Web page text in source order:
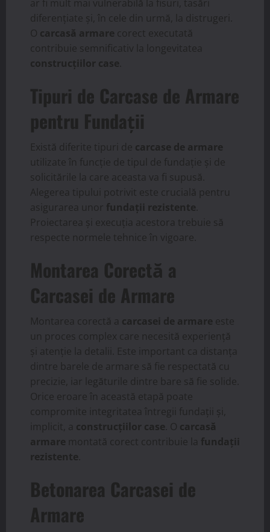
ar fi mult mai vulnerabilă la fisuri, tasări
diferențiate și, în cele din urmă, la distrugeri.
O carcasă armare corect executată
contribuie semnificativ la longevitatea
construcțiilor case
Tipuri de Carcase de Armare
pentru Fundații
Există diferite tipuri de carcase de armare
utilizate în funcție de tipul de fundație și de
solicitările la care aceasta va fi supusă.
Alegerea tipului potrivit este crucială pentru
asigurarea unor fundații rezistente
Proiectarea și execuția acestora trebuie să
respecte normele tehnice în vigoare.
Montarea Corectă a
Carcasei de Armare
Montarea corectă a carcasei de armare este
un proces complex care necesită experiență
și atenție la detalii. Este important ca distanța
dintre barele de armare să fie respectată cu
precizie, iar legăturile dintre bare să fie solide.
Orice eroare în această etapă poate
compromite integritatea întregii fundații și,
implicit, a construcțiilor case . O carcasă
armare montată corect contribuie la fundații
rezistente
Betonarea Carcasei de
Armare